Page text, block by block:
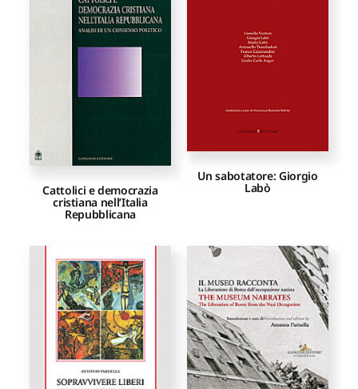
Gangemi Editore
Newsletter
Cattolici e democrazia
cristiana nell’Italia
Repubblicana
Un sabotatore: Giorgio
Labò